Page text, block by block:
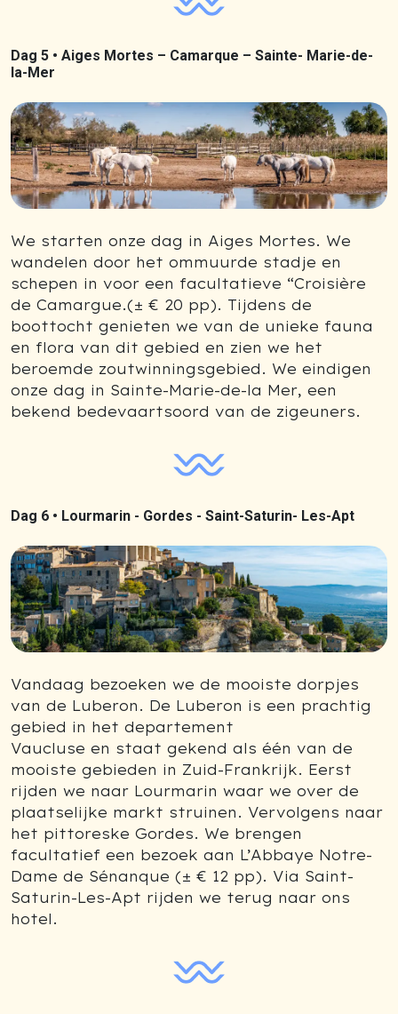
Dag 5 • Aiges Mortes – Camarque – Sainte- Marie-de-
la-Mer
We starten onze dag in Aiges Mortes. We
wandelen door het ommuurde stadje en
schepen in voor een facultatieve “Croisière
de Camargue.(± € 20 pp). Tijdens de
boottocht genieten we van de unieke fauna
en flora van dit gebied en zien we het
beroemde zoutwinningsgebied. We eindigen
onze dag in Sainte-Marie-de-la Mer, een
bekend bedevaartsoord van de zigeuners.
Dag 6 • Lourmarin - Gordes - Saint-Saturin- Les-Apt
Vandaag bezoeken we de mooiste dorpjes
van de Luberon. De Luberon is een prachtig
gebied in het departement
Vaucluse en staat gekend als één van de
mooiste gebieden in Zuid-Frankrijk. Eerst
rijden we naar Lourmarin waar we over de
plaatselijke markt struinen. Vervolgens naar
het pittoreske Gordes. We brengen
facultatief een bezoek aan L’Abbaye Notre-
Dame de Sénanque (± € 12 pp). Via Saint-
Saturin-Les-Apt rijden we terug naar ons
hotel.